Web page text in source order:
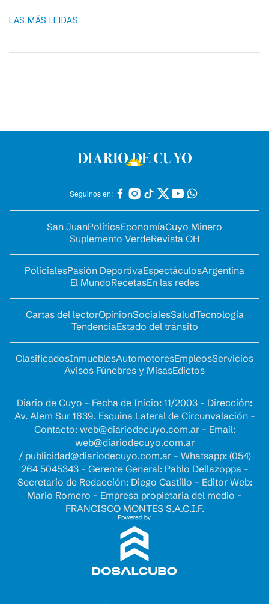
LAS MÁS LEIDAS
Seguinos en:
San JuanPolíticaEconomíaCuyo Minero
Suplemento VerdeRevista OH
PolicialesPasión DeportivaEspectáculosArgentina
El MundoRecetasEn las redes
Cartas del lectorOpinionSocialesSaludTecnología
TendenciaEstado del tránsito
ClasificadosInmueblesAutomotoresEmpleosServicios
Avisos Fúnebres y MisasEdictos
Diario de Cuyo - Fecha de Inicio: 11/2003 - Dirección:
Av. Alem Sur 1639. Esquina Lateral de Circunvalación -
Contacto: web@diariodecuyo.com.ar- Email:
web@diariodecuyo.com.ar
/ publicidad@diariodecuyo.com.ar- Whatsapp: (054)
264 5045343 - Gerente General: Pablo Dellazoppa -
Secretario de Redacción: Diego Castillo - Editor Web:
Mario Romero - Empresa propietaria del medio -
FRANCISCO MONTES S.A.C.I.F.